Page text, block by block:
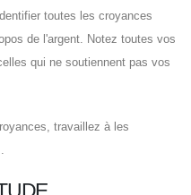
toutes les croyances
de l'argent. Notez toutes vos
qui ne soutiennent pas vos
travaillez à les